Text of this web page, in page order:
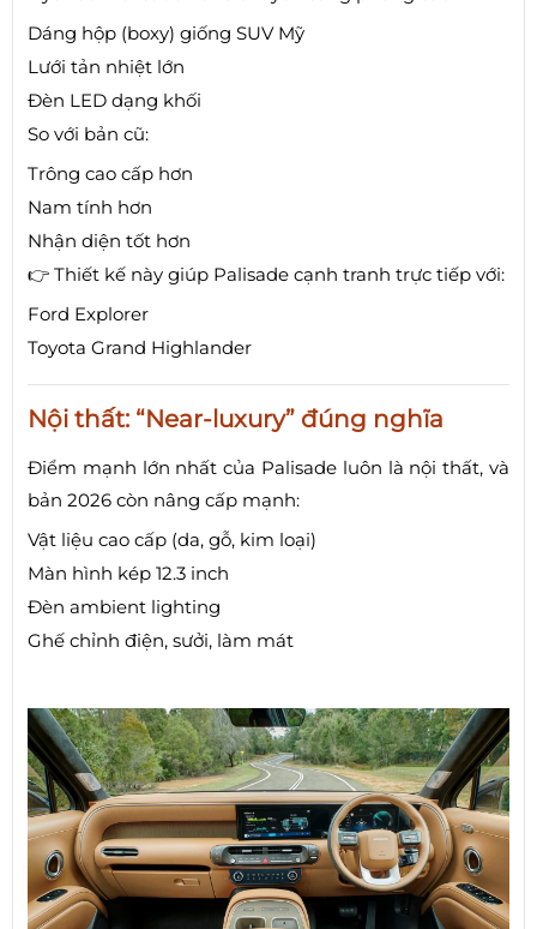
Dáng hộp (boxy) giống SUV Mỹ
Lưới tản nhiệt lớn
Đèn LED dạng khối
So với bản cũ:
Trông cao cấp hơn
Nam tính hơn
Nhận diện tốt hơn
👉 Thiết kế này giúp Palisade cạnh tranh trực tiếp với:
Ford Explorer
Toyota Grand Highlander
Nội thất: “Near-luxury” đúng nghĩa
Điểm mạnh lớn nhất của Palisade luôn là nội thất, và
bản 2026 còn nâng cấp mạnh:
Vật liệu cao cấp (da, gỗ, kim loại)
Màn hình kép 12.3 inch
Đèn ambient lighting
Ghế chỉnh điện, sưởi, làm mát